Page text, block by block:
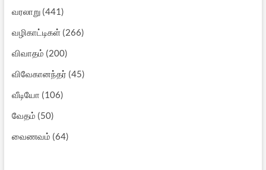
விவேகானந்தர்
வீடியோ(106)
வேதம்(50)
வைணவம்(64)